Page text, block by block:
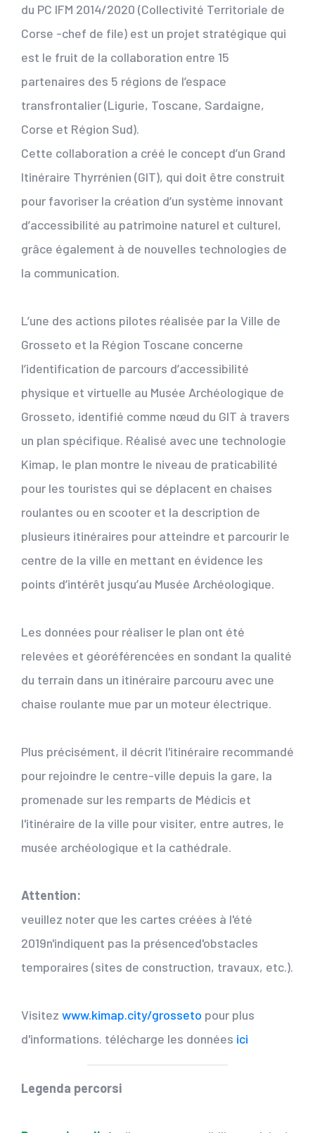
du PC IFM 2014/2020 (Collectivité Territoriale de
Corse -chef de file) est un projet stratégique qui
est le fruit de la collaboration entre 15
partenaires des 5 régions de l’espace
transfrontalier (Ligurie, Toscane, Sardaigne,
Corse et Région Sud).
Cette collaboration a créé le concept d’un Grand
Itinéraire Thyrrénien (GIT), qui doit être construit
pour favoriser la création d’un système innovant
d’accessibilité au patrimoine naturel et culturel,
grâce également à de nouvelles technologies de
la communication.
L’une des actions pilotes réalisée par la Ville de
Grosseto et la Région Toscane concerne
l’identification de parcours d’accessibilité
physique et virtuelle au Musée Archéologique de
Grosseto, identifié comme nœud du GIT à travers
un plan spécifique. Réalisé avec une technologie
Kimap, le plan montre le niveau de praticabilité
pour les touristes qui se déplacent en chaises
roulantes ou en scooter et la description de
plusieurs itinéraires pour atteindre et parcourir le
centre de la ville en mettant en évidence les
points d’intérêt jusqu’au Musée Archéologique.
Les données pour réaliser le plan ont été
relevées et géoréférencées en sondant la qualité
du terrain dans un itinéraire parcouru avec une
chaise roulante mue par un moteur électrique.
Plus précisément, il décrit l'itinéraire recommandé
pour rejoindre le centre-ville depuis la gare, la
promenade sur les remparts de Médicis et
l'itinéraire de la ville pour visiter, entre autres, le
musée archéologique et la cathédrale.
Attention:
veuillez noter que les cartes créées à l'été
2019n'indiquent pas la présenced'obstacles
temporaires (sites de construction, travaux, etc.).
Visitez www.kimap.city/grosseto pour plus
d'informations. télécharge les données ici
Legenda percorsi